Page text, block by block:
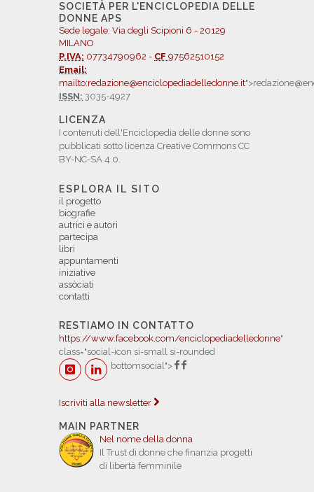
SOCIETÀ PER L'ENCICLOPEDIA DELLE
DONNE APS
Sede legale: Via degli Scipioni 6 - 20129
MILANO
P.IVA: 07734790962 - CF 97562510152
Email:
mailto:redazione@enciclopediadelledonne.it
ISSN: 3035-4927
LICENZA
I contenuti dell'Enciclopedia delle donne sono
pubblicati sotto licenza Creative Commons CC
BY-NC-SA 4.0.
ESPLORA IL SITO
il progetto
biografie
autrici e autori
partecipa
libri
appuntamenti
iniziative
assòciati
contatti
RESTIAMO IN CONTATTO
https://www.facebook.com/enciclopediadelledonne"
class="social-icon si-small si-rounded
bottomsocial">
Iscriviti alla newsletter
MAIN PARTNER
Nel nome della donna
Il Trust di donne che finanzia progetti
di libertà femminile